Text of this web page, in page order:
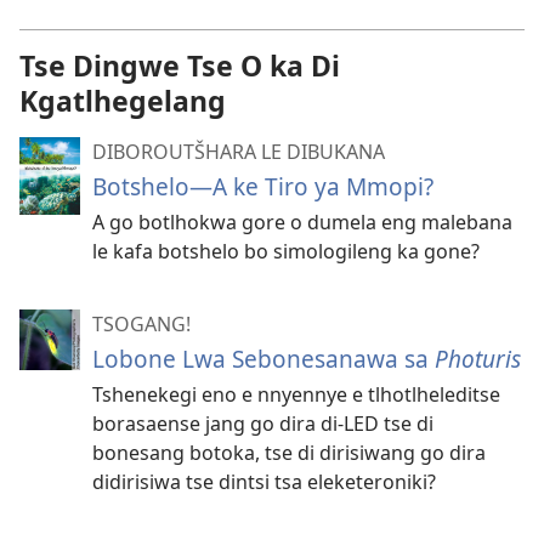
Tse Dingwe Tse O ka Di
Kgatlhegelang
DIBOROUTŠHARA LE DIBUKANA
Botshelo—A ke Tiro ya Mmopi?
A go botlhokwa gore o dumela eng malebana
le kafa botshelo bo simologileng ka gone?
TSOGANG!
Lobone Lwa Sebonesanawa sa Photuris
Tshenekegi eno e nnyennye e tlhotlheleditse
borasaense jang go dira di-LED tse di
bonesang botoka, tse di dirisiwang go dira
didirisiwa tse dintsi tsa eleketeroniki?